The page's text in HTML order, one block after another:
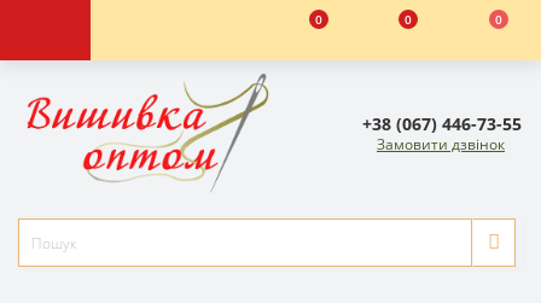
0 0 0
+38 (067) 446-73-55
Замовити дзвінок